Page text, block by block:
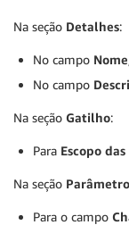
Na seção Detalhes:
No campo Nome
No campo
Na seção Gatilho:
Para Escopo
Na seção
Para o campo